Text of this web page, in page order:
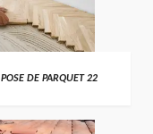
POSE DE PARQUET 22